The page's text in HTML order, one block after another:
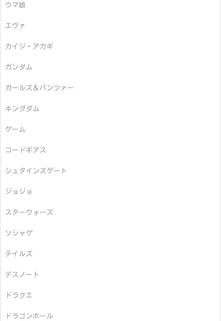
ウマ娘
エヴァ
カイジ・アカギ
ガンダム
ガールズ＆パンツァー
キングダム
ゲーム
コードギアス
シュタインズゲート
ジョジョ
スターウォーズ
ソシャゲ
テイルズ
デスノート
ドラクエ
ドラゴンボール